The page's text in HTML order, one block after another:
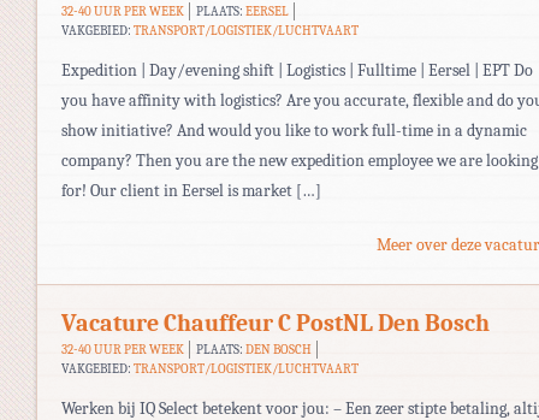
32-40 UUR PER WEEK PLAATS: EERSEL
VAKGEBIED: TRANSPORT/LOGISTIEK/LUCHTVAART
Expedition | Day/evening shift | Logistics | Fulltime | Eersel | EPT Do
you have affinity with logistics? Are you accurate, flexible and do
show initiative? And would you like to work full-time in a dynamic
company? Then you are the new expedition employee we are looking
for! Our client in Eersel is market […]
Meer over deze
Vacature Chauffeur C PostNL Den Bosch
32-40 UUR PER WEEK PLAATS: DEN BOSCH
VAKGEBIED: TRANSPORT/LOGISTIEK/LUCHTVAART
Werken bij IQ Select betekent voor jou: – Een zeer stipte betaling,